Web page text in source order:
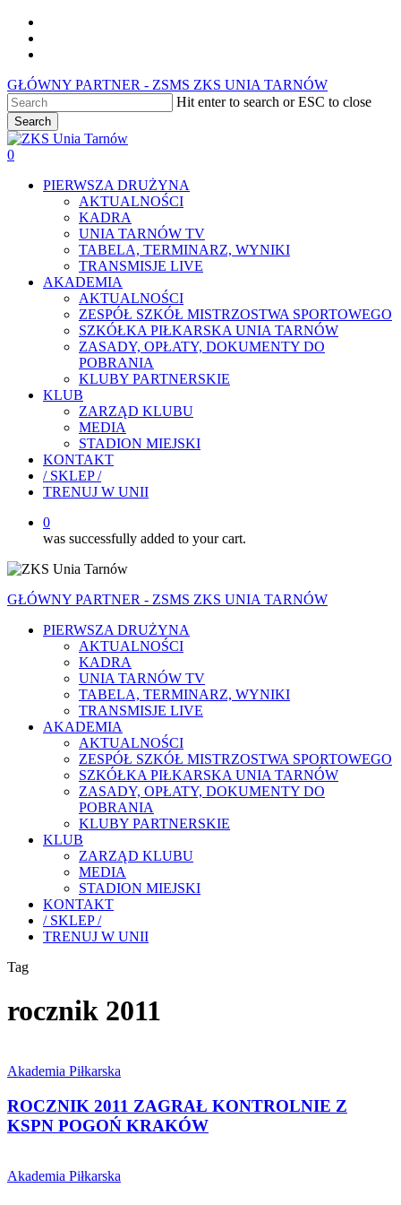
Skip
main
GŁÓWNY PARTNER - ZSMS ZKS UNIA TARNÓW
Hit enter to search or ESC to close
Search
Close
Search
0
PIERWSZA DRUŻYNA
AKTUALNOŚCI
KADRA
UNIA TARNÓW TV
TABELA, TERMINARZ, WYNIKI
TRANSMISJE LIVE
AKADEMIA
AKTUALNOŚCI
ZESPÓŁ SZKÓŁ MISTRZOSTWA SPORTOWEGO
SZKÓŁKA PIŁKARSKA UNIA TARNÓW
ZASADY, OPŁATY, DOKUMENTY DO
POBRANIA
KLUBY PARTNERSKIE
KLUB
ZARZĄD KLUBU
MEDIA
STADION MIEJSKI
KONTAKT
/ SKLEP /
TRENUJ W UNII
0
was successfully added to your cart.
GŁÓWNY PARTNER - ZSMS ZKS UNIA TARNÓW
PIERWSZA DRUŻYNA
AKTUALNOŚCI
KADRA
UNIA TARNÓW TV
TABELA, TERMINARZ, WYNIKI
TRANSMISJE LIVE
AKADEMIA
AKTUALNOŚCI
ZESPÓŁ SZKÓŁ MISTRZOSTWA SPORTOWEGO
SZKÓŁKA PIŁKARSKA UNIA TARNÓW
ZASADY, OPŁATY, DOKUMENTY DO
POBRANIA
KLUBY PARTNERSKIE
KLUB
ZARZĄD KLUBU
MEDIA
STADION MIEJSKI
KONTAKT
/ SKLEP /
TRENUJ W UNII
Tag
rocznik 2011
2011
KONTROLNIE
Z
KSPN
Akademia Piłkarska
ROCZNIK 2011 ZAGRAŁ KONTROLNIE Z
KSPN POGOŃ KRAKÓW
2011
Akademia Piłkarska